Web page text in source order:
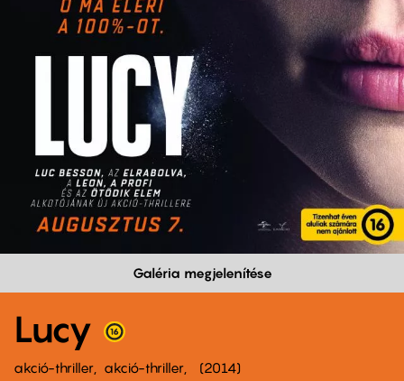
Galéria megjelenítése
Lucy
akció-thriller akció-thriller
2014